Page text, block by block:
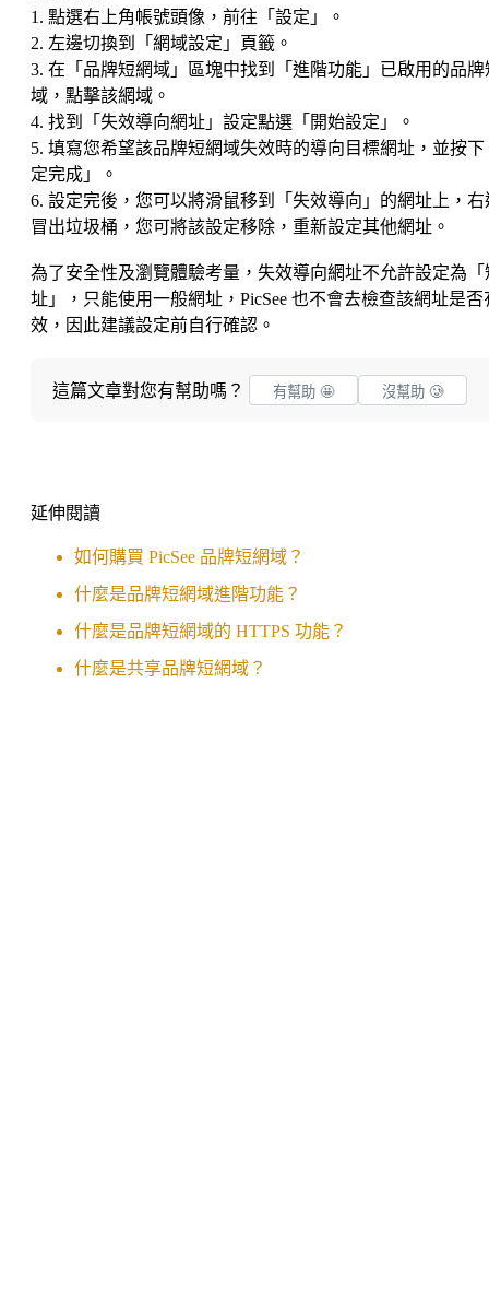
1. 點選右上角帳號頭像，前往「設定」。
2. 左邊切換到「網域設定」頁籤。
3. 在「品牌短網域」區塊中找到「進階功能」已啟用的品牌
域，點擊該網域。
4. 找到「失效導向網址」設定點選「開始設定」。
5. 填寫您希望該品牌短網域失效時的導向目標網址，並按下
定完成」。
6. 設定完後，您可以將滑鼠移到「失效導向」的網址上，右
冒出垃圾桶，您可將該設定移除，重新設定其他網址。
為了安全性及瀏覽體驗考量，失效導向網址不允許設定為「
址」，只能使用一般網址，PicSee 也不會去檢查該網址是否
效，因此建議設定前自行確認。
這篇文章對您有幫助嗎？ 有幫助 🤩 沒幫助 🥲
延伸閱讀
如何購買 PicSee 品牌短網域？
什麼是品牌短網域進階功能？
什麼是品牌短網域的 HTTPS 功能？
什麼是共享品牌短網域？